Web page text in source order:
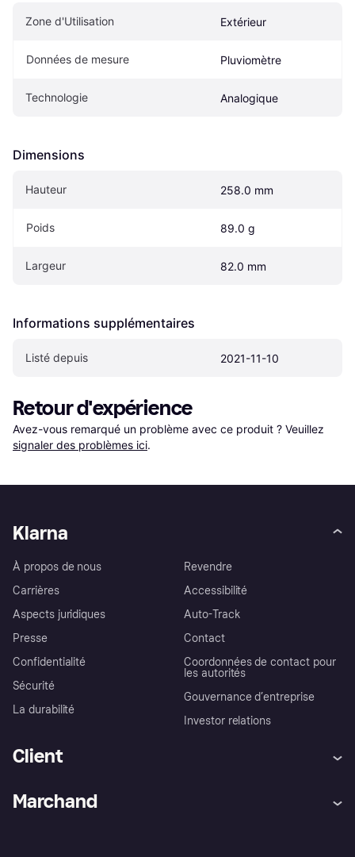
Zone d'Utilisation Extérieur
Données de mesure Pluviomètre
Technologie Analogique
Dimensions
Hauteur 258.0 mm
Poids 89.0 g
Largeur 82.0 mm
Informations supplémentaires
Listé depuis 2021-11-10
Retour d'expérience
Avez-vous remarqué un problème avec ce produit ? Veuillez
signaler des problèmes ici.
Klarna
À propos de nous
Carrières
Aspects juridiques
Presse
Confidentialité
Sécurité
La durabilité
Revendre
Accessibilité
Auto-Track
Contact
Coordonnées de contact pour
les autorités
Gouvernance d’entreprise
Investor relations
Client
Marchand